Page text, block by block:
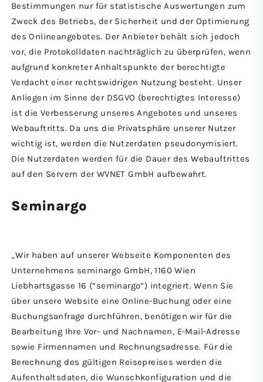
Bestimmungen nur für statistische Auswertungen zum
Zweck des Betriebs, der Sicherheit und der Optimierung
des Onlineangebotes. Der Anbieter behält sich jedoch
vor, die Protokolldaten nachträglich zu überprüfen, wenn
aufgrund konkreter Anhaltspunkte der berechtigte
Verdacht einer rechtswidrigen Nutzung besteht. Unser
Anliegen im Sinne der DSGVO (berechtigtes Interesse)
ist die Verbesserung unseres Angebotes und unseres
Webauftritts. Da uns die Privatsphäre unserer Nutzer
wichtig ist, werden die Nutzerdaten pseudonymisiert.
Die Nutzerdaten werden für die Dauer des Webauftrittes
auf den Servern der WVNET GmbH aufbewahrt.
Seminargo
„Wir haben auf unserer Webseite Komponenten des
Unternehmens seminargo GmbH, 1160 Wien
Liebhartsgasse 16 (“seminargo”) integriert. Wenn Sie
über unsere Website eine Online-Buchung oder eine
Buchungsanfrage durchführen, benötigen wir für die
Bearbeitung Ihre Vor- und Nachnamen, E-Mail-Adresse
sowie Firmennamen und Rechnungsadresse. Für die
Berechnung des gültigen Reisepreises werden die
Aufenthaltsdaten, die Wunschkonfiguration und die